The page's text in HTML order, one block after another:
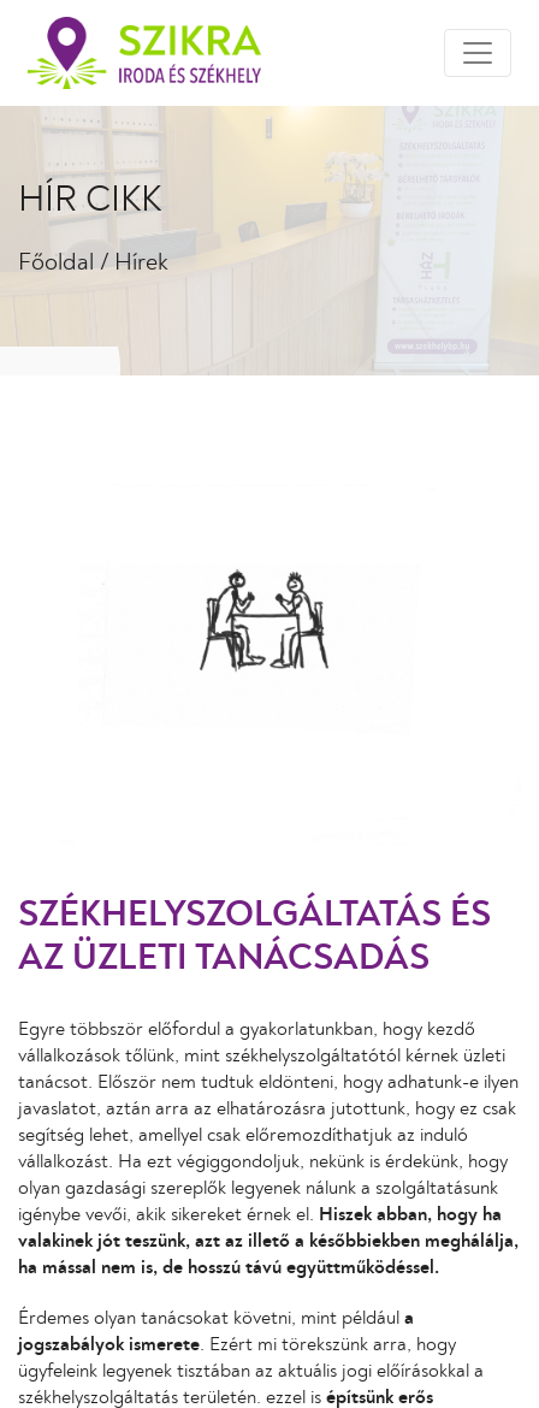
HÍR CIKK
Főoldal / Hírek
SZÉKHELYSZOLGÁLTATÁS ÉS
AZ ÜZLETI TANÁCSADÁS
Egyre többször előfordul a gyakorlatunkban, hogy kezdő
vállalkozások tőlünk, mint székhelyszolgáltatótól kérnek üzleti
tanácsot. Először nem tudtuk eldönteni, hogy adhatunk-e ilyen
javaslatot, aztán arra az elhatározásra jutottunk, hogy ez csak
segítség lehet, amellyel csak előremozdíthatjuk az induló
vállalkozást. Ha ezt végiggondoljuk, nekünk is érdekünk, hogy
olyan gazdasági szereplők legyenek nálunk a szolgáltatásunk
igénybe vevői, akik sikereket érnek el.
Hiszek abban, hogy ha
valakinek jót teszünk, azt az illető a későbbiekben meghálálja,
ha mással nem is, de hosszú távú együttműködéssel.
Érdemes olyan tanácsokat követni, mint például a
jogszabályok ismerete . Ezért mi törekszünk arra, hogy
ügyfeleink legyenek tisztában az aktuális jogi előírásokkal a
székhelyszolgáltatás területén. ezzel is építsünk erős